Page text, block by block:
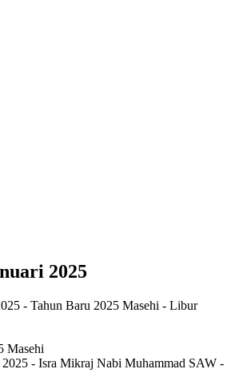
2025
- Tahun Baru 2025 Masehi - Libur
Masehi
2025 - Isra Mikraj Nabi Muhammad SAW -